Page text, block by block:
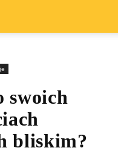
swoich
bliskim?